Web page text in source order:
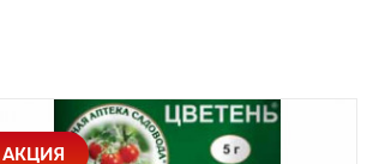
АКЦИЯ